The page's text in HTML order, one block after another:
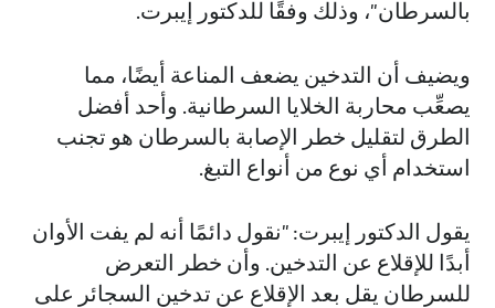
بالسرطان"، وذلك وفقًا للدكتور إيبرت.
ويضيف أن التدخين يضعف المناعة أيضًا، مما
يصعِّب محاربة الخلايا السرطانية. وأحد أفضل
الطرق لتقليل خطر الإصابة بالسرطان هو تجنب
استخدام أي نوع من أنواع التبغ.
يقول الدكتور إيبرت: "نقول دائمًا أنه لم يفت الأوان
أبدًا للإقلاع عن التدخين. وأن خطر التعرض
للسرطان يقل بعد الإقلاع عن تدخين السجائر على